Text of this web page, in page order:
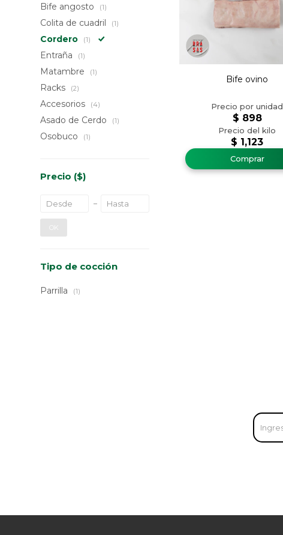
Bife ovino
$ 1,123
$ 898
Bife angosto (1)
Colita de cuadril (1)
Cordero (1)
Entraña (1)
Matambre (1)
Racks (2)
Accesorios (4)
Asado de Cerdo (1)
Osobuco (1)
Precio ($)
OK
Tipo de cocción
Parrilla (1)